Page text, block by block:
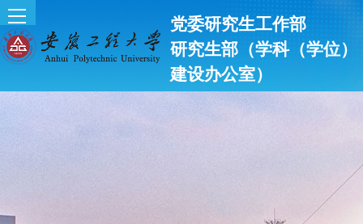
党委研究生工作部
研究生部（学科（学位）
建设办公室）